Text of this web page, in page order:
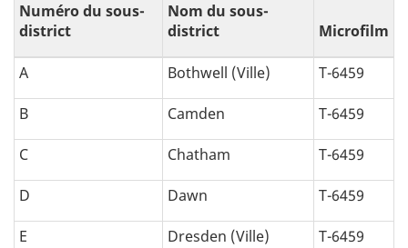
Numéro du sous-
district
Nom du sous-
district
Microfilm
A Bothwell (Ville) T-6459
B Camden T-6459
C Chatham T-6459
D Dawn T-6459
E Dresden (Ville) T-6459